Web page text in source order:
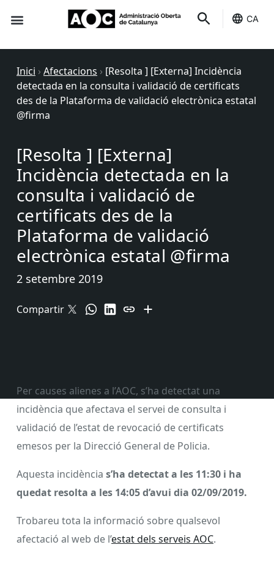
CA
Inici › Afectacions › [Resolta ] [Externa] Incidència
detectada en la consulta i validació de certificats
des de la Plataforma de validació electrònica estatal
@firma
[Resolta ] [Externa]
Incidència detectada en la
consulta i validació de
certificats des de la
Plataforma de validació
electrònica estatal @firma
2 setembre 2019
Compartir
Per causes alienes a l’AOC, s’ha detectat una
incidència que afectava el servei de consulta i
validació de l’estat de revocació de certificats
emesos per la Direcció General de Policia.
Aquesta incidència s’ha detectat a les 11:30 i ha
quedat resolta a les 14:05 d’avui dia 02/09/2019.
Trobareu tota la informació sobre qualsevol
afectació al web de l’estat dels serveis AOC.